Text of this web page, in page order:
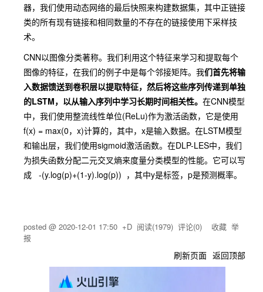
器，我们使用动态网络的最后快照来构建数据集，其中正链接
类的所有现有链接和相同数量的不存在的链接使用下采样技
术。
CNN以图像分类著称。我们利用这个特征来学习和提取每个
图像的特征，在我们的例子中是每个邻接矩阵。我们首先将输
入数据馈送到卷积层以提取特征，然后将这些序列传递到单独
的LSTM，以从输入序列中学习长期时间相关性。 在CNN模型
中，我们使用整流线性单位(ReLu)作为激活函数，它是使用
f(x) = max(0，x)计算的，其中，x是输入数据。在LSTM模型
和输出层，我们使用sigmoid激活函数。在DLP-LES中，我们
为损失函数分配二元交叉熵来度量分类模型的性能。它可以写
成 -(y.log(p)+(1-y).log(p)) ，其中y是标签，p是预测概率。
posted @ 2020-12-01 17:50 +D 阅读(1979) 评论(0) 收藏 举
报
刷新页面 返回顶部